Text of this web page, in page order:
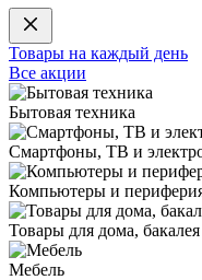
Товары на каждый день
Все акции
Бытовая техника
Смартфоны, ТВ и
Компьютеры и
Товары для дома, бакалея
Мебель